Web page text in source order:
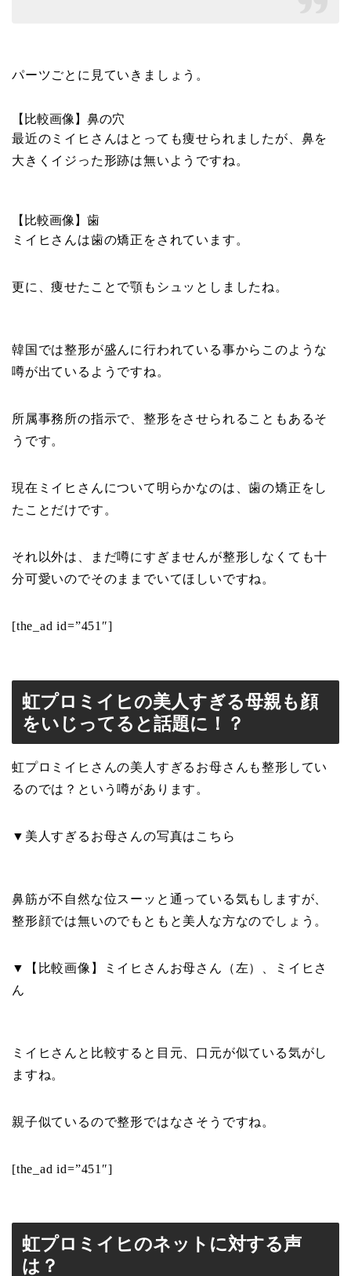
パーツごとに見ていきましょう。
【比較画像】鼻の穴
最近のミイヒさんはとっても痩せられましたが、鼻を
大きくイジった形跡は無いようですね。
【比較画像】歯
ミイヒさんは歯の矯正をされています。
更に、痩せたことで顎もシュッとしましたね。
韓国では整形が盛んに行われている事からこのような
噂が出ているようですね。
所属事務所の指示で、整形をさせられることもあるそ
うです。
現在ミイヒさんについて明らかなのは、歯の矯正をし
たことだけです。
それ以外は、まだ噂にすぎませんが整形しなくても十
分可愛いのでそのままでいてほしいですね。
[the_ad id=”451″]
虹プロミイヒの美人すぎる母親も顔
をいじってると話題に！？
虹プロミイヒさんの美人すぎるお母さんも整形してい
るのでは？という噂があります。
▼美人すぎるお母さんの写真はこちら
鼻筋が不自然な位スーッと通っている気もしますが、
整形顔では無いのでもともと美人な方なのでしょう。
▼【比較画像】ミイヒさんお母さん（左）、ミイヒさ
ん
ミイヒさんと比較すると目元、口元が似ている気がし
ますね。
親子似ているので整形ではなさそうですね。
[the_ad id=”451″]
虹プロミイヒのネットに対する声
は？